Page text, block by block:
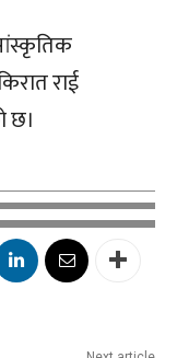
राई
छ।